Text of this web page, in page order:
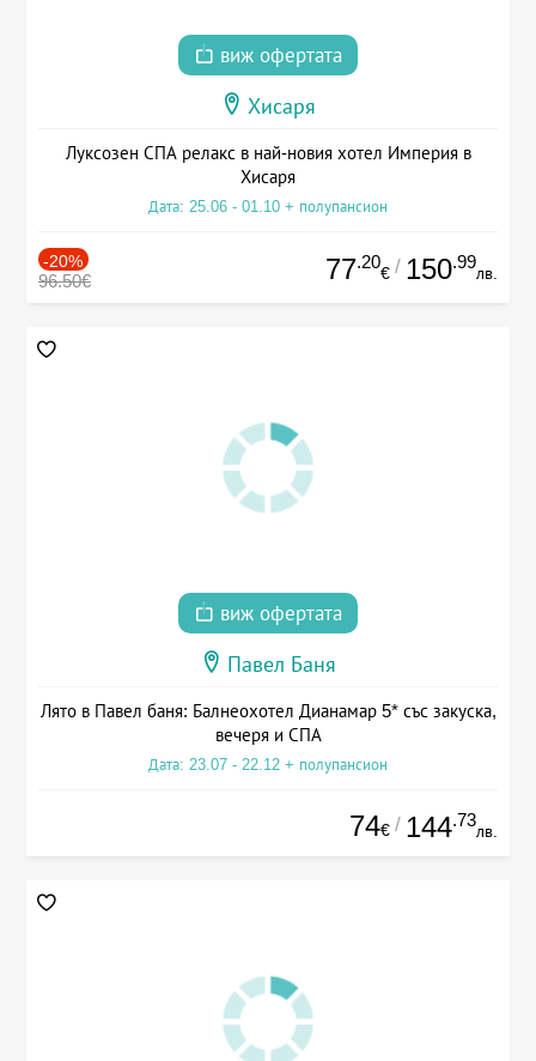
виж офертата
Хисаря
Луксозен СПА релакс в най-новия хотел Империя в
Хисаря
Дата: 25.06 - 01.10 + полупансион
-20%
96.50€ 77.20
€ / 150.99
лв.
виж офертата
Павел Баня
Лято в Павел баня: Балнеохотел Дианамар 5* със закуска,
вечеря и СПА
Дата: 23.07 - 22.12 + полупансион
74€ / 144.73
лв.